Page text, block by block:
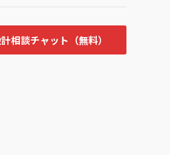
相談チャット（無料）